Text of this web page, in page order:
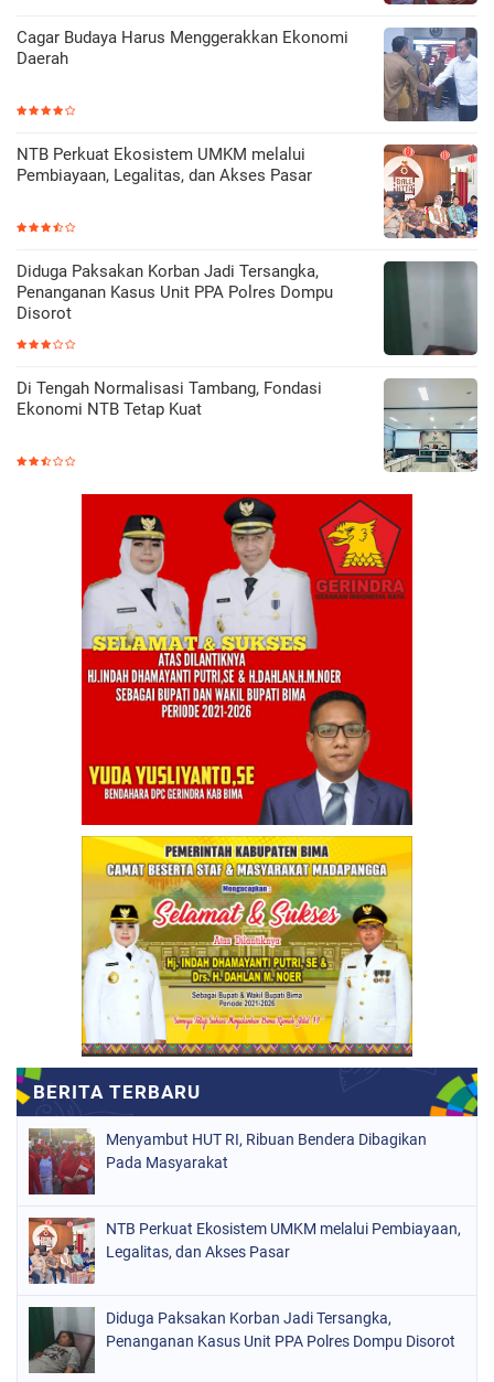
Cagar Budaya Harus Menggerakkan Ekonomi
Daerah
NTB Perkuat Ekosistem UMKM melalui
Pembiayaan, Legalitas, dan Akses Pasar
Diduga Paksakan Korban Jadi Tersangka,
Penanganan Kasus Unit PPA Polres Dompu
Disorot
Di Tengah Normalisasi Tambang, Fondasi
Ekonomi NTB Tetap Kuat
Menyambut HUT RI, Ribuan Bendera Dibagikan
Pada Masyarakat
NTB Perkuat Ekosistem UMKM melalui Pembiayaan,
Legalitas, dan Akses Pasar
Diduga Paksakan Korban Jadi Tersangka,
Penanganan Kasus Unit PPA Polres Dompu Disorot